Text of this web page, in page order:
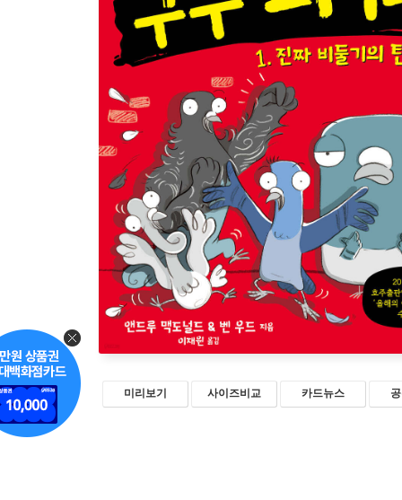
미리보기 사이즈비교 카드뉴스